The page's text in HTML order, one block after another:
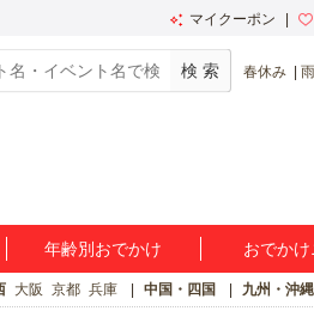
マイクーポン
春休み
年齢別おでかけ おでか
大阪 京都 兵庫 中国・四国 九州・沖縄